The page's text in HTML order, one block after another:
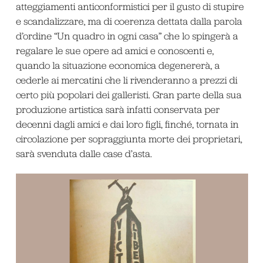
atteggiamenti anticonformistici per il gusto di stupire
e scandalizzare, ma di coerenza dettata dalla parola
d’ordine “Un quadro in ogni casa” che lo spingerà a
regalare le sue opere ad amici e conoscenti e,
quando la situazione economica degenererà, a
cederle ai mercatini che li rivenderanno a prezzi di
certo più popolari dei galleristi. Gran parte della sua
produzione artistica sarà infatti conservata per
decenni dagli amici e dai loro figli, finché, tornata in
circolazione per sopraggiunta morte dei proprietari,
sarà svenduta dalle case d’asta.